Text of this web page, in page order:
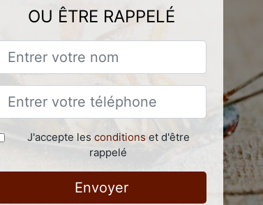
OU ÊTRE RAPPELÉ
J'accepte les conditions et d'être
rappelé
Envoyer